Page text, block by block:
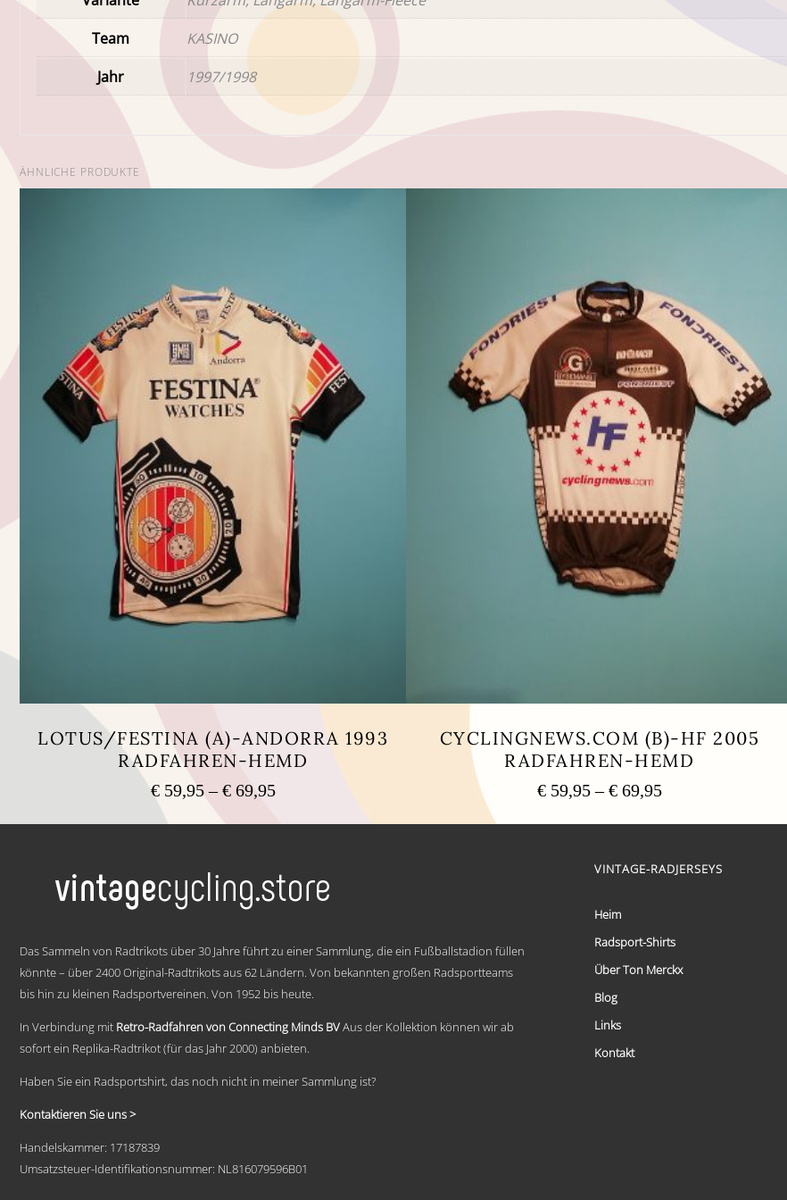
Team
KASINO
Jahr
1997/1998
ÄHNLICHE PRODUKTE
LOTUS/FESTINA (A)-ANDORRA 1993
RADFAHREN-HEMD
€59,95 –€69,95Preisspanne:
bis
Dieses
Varianten
auf.
können
auf
der
Produktseite
werden
CYCLINGNEWS.COM (B)-HF 2005
RADFAHREN-HEMD
€59,95 –€69,95Preisspanne:
bis
mehrere
Die
können
auf
der
Produktseite
gewählt
werden
Das Sammeln von Radtrikots über 30 Jahre führt zu einer Sammlung, die ein Fußballstadion füllen
könnte – über 2400 Original-Radtrikots aus 62 Ländern. Von bekannten großen Radsportteams
bis hin zu kleinen Radsportvereinen. Von 1952 bis heute.
In Verbindung mit Retro-Radfahren von Connecting Minds BVAus der Kollektion können wir ab
sofort ein Replika-Radtrikot (für das Jahr 2000) anbieten.
Haben Sie ein Radsportshirt, das noch nicht in meiner Sammlung ist?
Kontaktieren Sie uns >
Handelskammer: 17187839
Umsatzsteuer-Identifikationsnummer: NL816079596B01
VINTAGE-RADJERSEYS
Heim
Radsport-Shirts
Über Ton Merckx
Blog
Links
Kontakt